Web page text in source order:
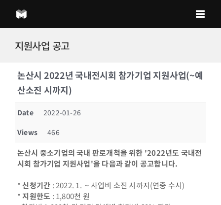
content
지원사업 공고
논산시 2022년 국내전시회 참가기업 지원사업(~예
산소진 시까지)
Date
2022-01-26
Views
466
논산시 중소기업의 국내 판로개척을 위한 '2022년도 국내전
시회 참가기업 지원사업'을 다음과 같이 공고합니다.
*신청기간 : 2022. 1. ~ 사업비 소진 시까지(연중 수시)
*지원한도 : 1,800천 원